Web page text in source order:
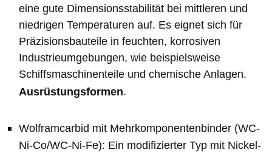
eine gute Dimensionsstabilität bei mittleren und
niedrigen Temperaturen auf. Es eignet sich für
Präzisionsbauteile in feuchten, korrosiven
Industrieumgebungen, wie beispielsweise
Schiffsmaschinenteile und chemische Anlagen.
Ausrüstungsformen.
Wolframcarbid mit Mehrkomponentenbinder (WC-
Ni-Co/WC-Ni-Fe): Ein modifizierter Typ mit Nickel-